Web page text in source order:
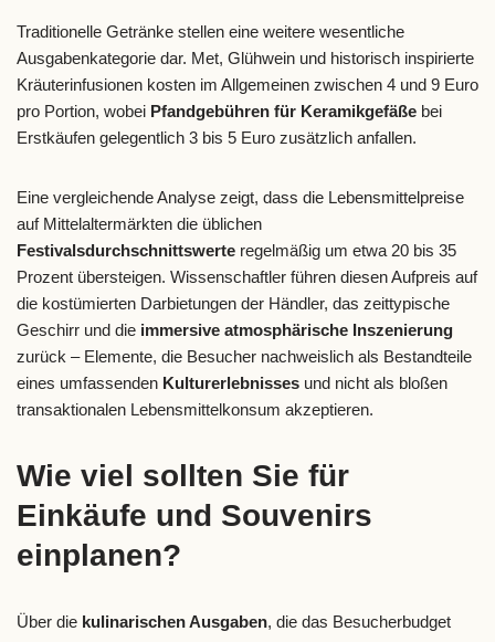
Traditionelle Getränke stellen eine weitere wesentliche
Ausgabenkategorie dar. Met, Glühwein und historisch inspirierte
Kräuterinfusionen kosten im Allgemeinen zwischen 4 und 9 Euro
pro Portion, wobei Pfandgebühren für Keramikgefäße bei
Erstkäufen gelegentlich 3 bis 5 Euro zusätzlich anfallen.
Eine vergleichende Analyse zeigt, dass die Lebensmittelpreise
auf Mittelaltermärkten die üblichen
Festivalsdurchschnittswerte regelmäßig um etwa 20 bis 35
Prozent übersteigen. Wissenschaftler führen diesen Aufpreis auf
die kostümierten Darbietungen der Händler, das zeittypische
Geschirr und die immersive atmosphärische Inszenierung
zurück – Elemente, die Besucher nachweislich als Bestandteile
eines umfassenden Kulturerlebnisses und nicht als bloßen
transaktionalen Lebensmittelkonsum akzeptieren.
Wie viel sollten Sie für
Einkäufe und Souvenirs
einplanen?
Über die kulinarischen Ausgaben, die das Besucherbudget